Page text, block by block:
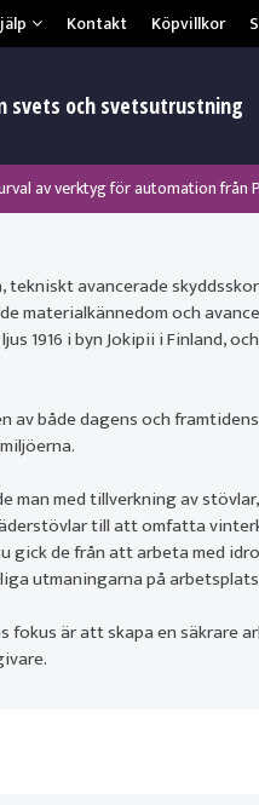
Kontakt Köpvillkor
svets och svetsutrustning
alla våra nuvarande kampanjer!
av verktyg för automation från
rullbockar och längdsvets från
från Esab, Rogue ET 230iP AC/
Minarc T 223 AC/DC från Kemppi!
enheten från ESAB EPR-X1.1!
Auto och MinarcMig 220 Auto från
avancerade
materialkännedom och
1916 i byn Jokipii i Finland,
av både dagens och
man med tillverkning av
till att omfatta
gick de från att arbeta med
utmaningarna på
fokus är att skapa en